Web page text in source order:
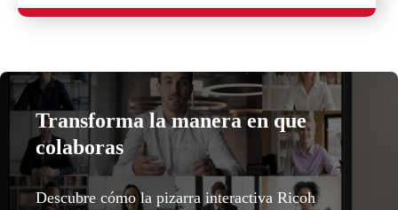
Transforma la manera en que
colaboras
Descubre cómo la pizarra interactiva Ricoh